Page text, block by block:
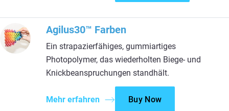
Agilus30™ Farben
Ein strapazierfähiges, gummiartiges
Photopolymer, das wiederholten Biege- und
Knickbeanspruchungen standhält.
Mehr erfahren Buy Now